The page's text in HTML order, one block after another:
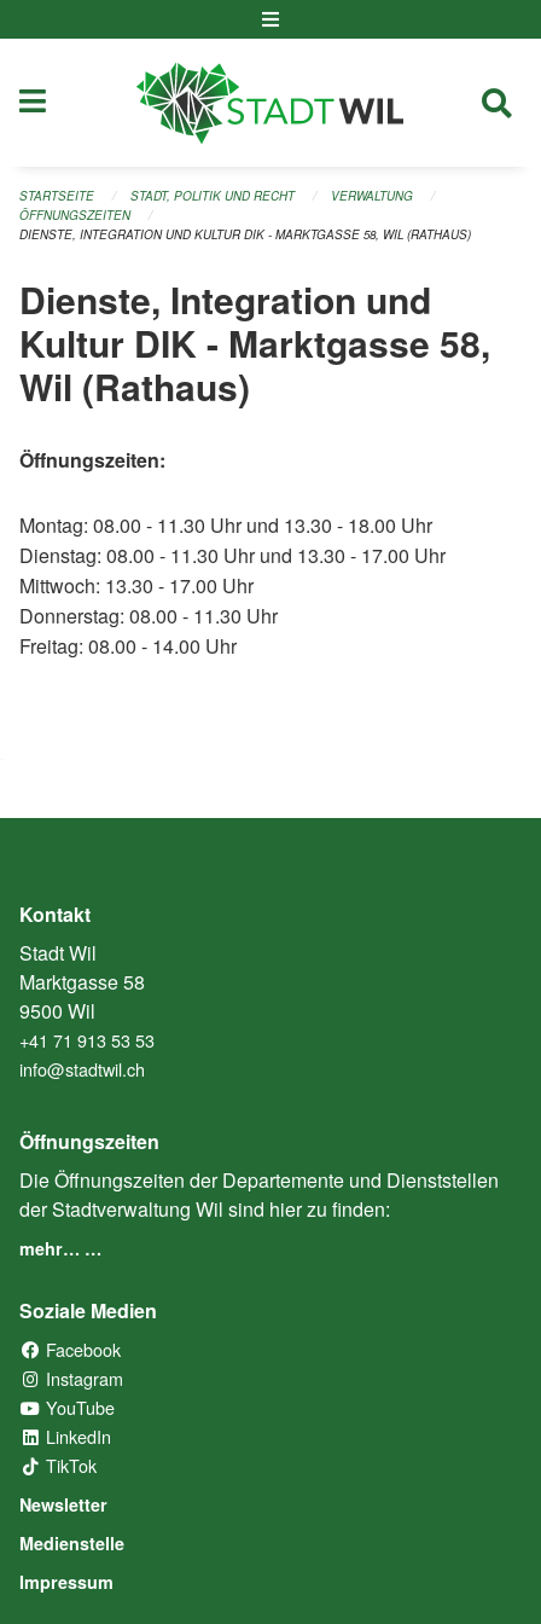
STARTSEITE STADT, POLITIK UND RECHT
VERWALTUNG
ÖFFNUNGSZEITEN
DIENSTE, INTEGRATION UND KULTUR DIK - MARKTGASSE 58, WIL (RATHAUS)
Dienste, Integration und
Kultur DIK - Marktgasse 58,
Wil (Rathaus)
Öffnungszeiten:
Montag: 08.00 - 11.30 Uhr und 13.30 - 18.00 Uhr
Dienstag: 08.00 - 11.30 Uhr und 13.30 - 17.00 Uhr
Mittwoch: 13.30 - 17.00 Uhr
Donnerstag: 08.00 - 11.30 Uhr
Freitag: 08.00 - 14.00 Uhr
Kontakt
Stadt Wil
Marktgasse 58
9500 Wil
+41 71 913 53 53
info@stadtwil.ch
Öffnungszeiten
Die Öffnungszeiten der Departemente und Dienststellen
der Stadtverwaltung Wil sind hier zu finden:
mehr… …
Soziale Medien
Facebook
Instagram
YouTube
LinkedIn
TikTok
Newsletter
Medienstelle
Impressum